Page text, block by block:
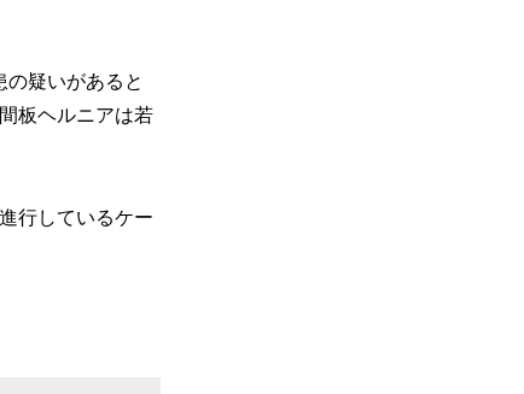
疑いがあると
板ヘルニアは若
行しているケー